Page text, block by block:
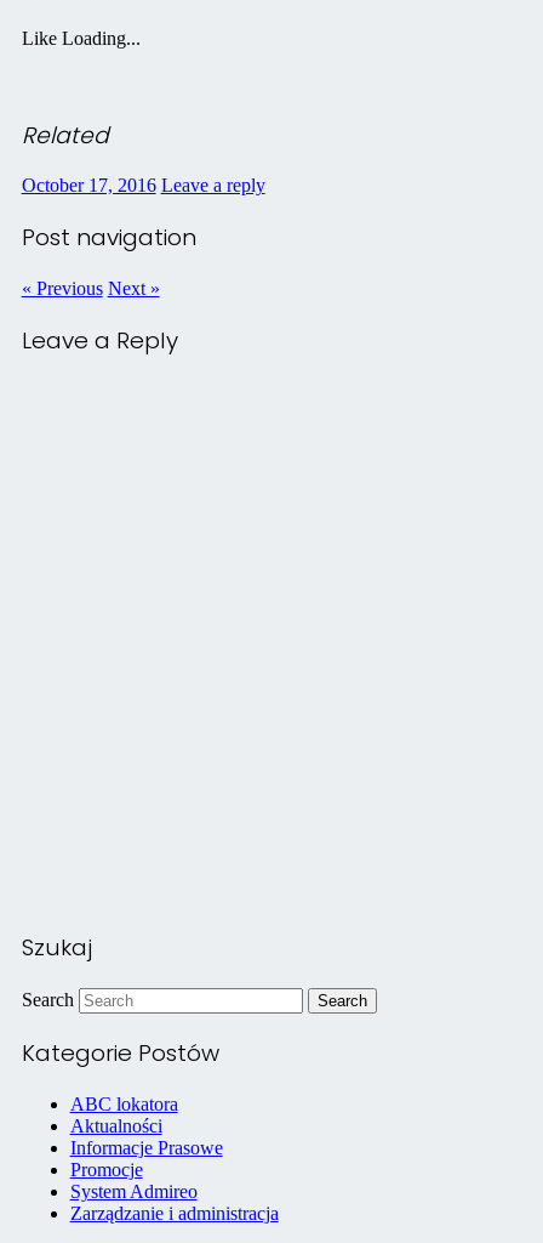
Like Loading...
Related
October 17, 2016 Leave a reply
Post navigation
« Previous Next »
Leave a Reply
Szukaj
Search
Kategorie Postów
ABC lokatora
Aktualności
Informacje Prasowe
Promocje
System Admireo
Zarządzanie i administracja